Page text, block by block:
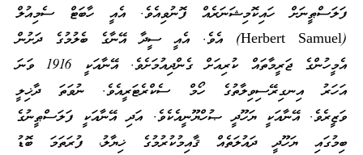
ފަލަސްޠީނަށް ހައިކޮމިޝަނަރެއް ފޮނުވިއެވެ. އެއީ ހާބަޓް ސެމިއުލް
(Herbert Samuel) އެވެ. އެއީ ސީދާ އޭނާގެ ބެލުމުގެ ދަށުން
އެމީހުންގެ ޖަރީމާތައް ކުރިއަށް ގެންދިއުމަށެވެ. އޭނާއަކީ 1916 ވަނަ
އަހަރު އިނގިރޭސިވިލާތުގެ ހޯމް ސެކްރެޓަރީއެވެ. ނުވަތަ ދާޚިލީ
ވަޒީރެވެ. އޭނާއަކީ ޔަހޫދީ ޞުހްޔޫނީއެކެވެ. އަދި އޭނާއަކީ ފަލަސްޠީނުގެ
ބިމުގައި ޔަހޫދީ ދައުލަތެއް ޤާއިމުކުރުމުގެ ޚިޔާލު، ފުރަތަމަ ބޮޑު